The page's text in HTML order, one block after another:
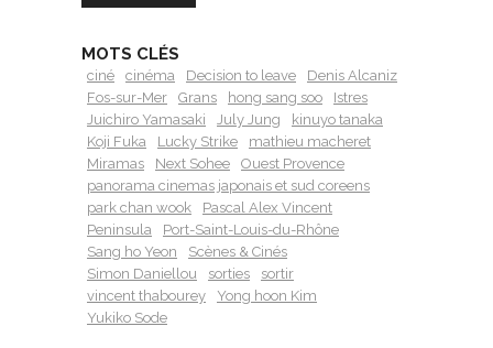
MOTS CLÉS
ciné cinéma Decision to leave
Denis Alcaniz
Fos-sur-Mer
Grans hong sang soo
Istres
Juichiro Yamasaki
July Jung
kinuyo tanaka
Koji Fuka
Lucky Strike
mathieu macheret
Miramas
Next Sohee
Ouest Provence
panorama cinemas japonais et sud coreens
park chan wook
Pascal Alex Vincent
Peninsula
Port-Saint-Louis-du-Rhône
Sang ho Yeon
Scènes & Cinés
Simon Daniellou
sorties
sortir
vincent thabourey
Yong hoon Kim
Yukiko Sode